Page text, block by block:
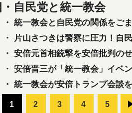
自民党と統一教会
・ 統一教会と自民党の関係をごまかすメディア…民放
・
片山さつきは警察に圧力！自民党が隠したい安倍
・ 安倍元首相銃撃を安倍批判のせいにして「言論封
・ 安倍晋三が「統一教会」イベントでトランプと演
・ 統一教会が安倍トランプ会談